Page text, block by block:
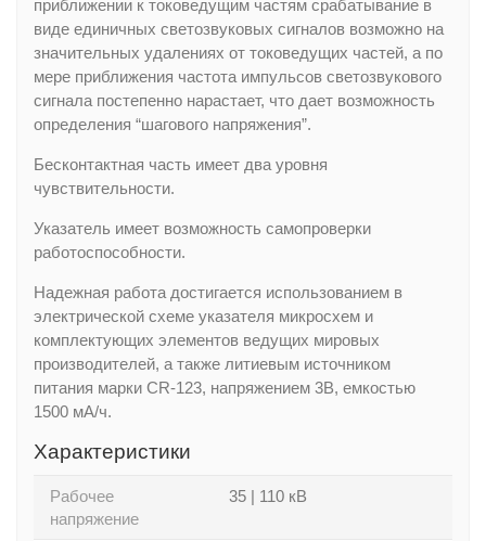
приближении к токоведущим частям срабатывание в
виде единичных светозвуковых сигналов возможно на
значительных удалениях от токоведущих частей, а по
мере приближения частота импульсов светозвукового
сигнала постепенно нарастает, что дает возможность
определения “шагового напряжения”.
Бесконтактная часть имеет два уровня
чувствительности.
Указатель имеет возможность самопроверки
работоспособности.
Надежная работа достигается использованием в
электрической схеме указателя микросхем и
комплектующих элементов ведущих мировых
производителей, а также литиевым источником
питания марки CR-123, напряжением 3В, емкостью
1500 мА/ч.
Характеристики
Рабочее
напряжение
35 | 110 кВ